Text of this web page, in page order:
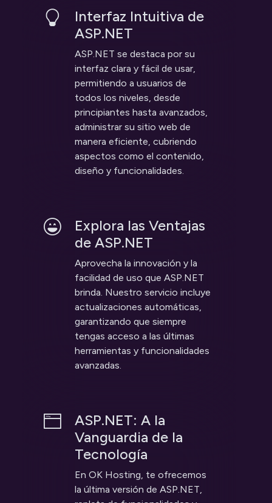
Interfaz Intuitiva de
ASP.NET
ASP.NET se destaca por su
interfaz clara y fácil de usar,
permitiendo a usuarios de
todos los niveles, desde
principiantes hasta avanzados,
administrar su sitio web de
manera eficiente, cubriendo
aspectos como el contenido,
diseño y funcionalidades.
Explora las Ventajas
de ASP.NET
Aprovecha la innovación y la
facilidad de uso que ASP.NET
brinda. Nuestro servicio incluye
actualizaciones automáticas,
garantizando que siempre
tengas acceso a las últimas
herramientas y funcionalidades
avanzadas.
ASP.NET: A la
Vanguardia de la
Tecnología
En OK Hosting, te ofrecemos
la última versión de ASP.NET,